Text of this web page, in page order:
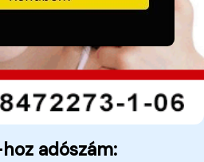
adószám: